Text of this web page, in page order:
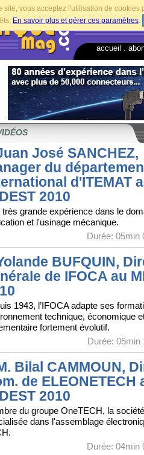
site, vous acceptez l'utilisation de
En savoir plus et gérer ces paramètres.
accueil
José SANCHEZ,
du
d'ITEMAT
2010
très grande expérience dans le
et l'usinage mécanique.
Durée: 05min
BUFQUIN,
de IFOCA au
1943, l’IFOCA adapte ses
technique, économique
fortement évolutif.
Durée: 05min
Bilal CAMMOUN,
de ELEONETECH
2010
du groupe OneTECH, la
dans l'assemblage
Durée: 04min